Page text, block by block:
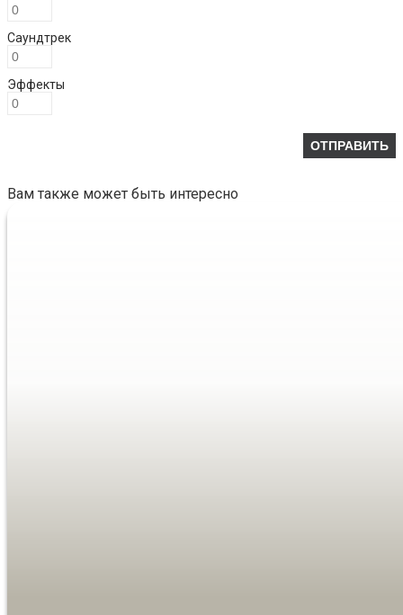
Саундтрек
Эффекты
Вам также может быть интересно